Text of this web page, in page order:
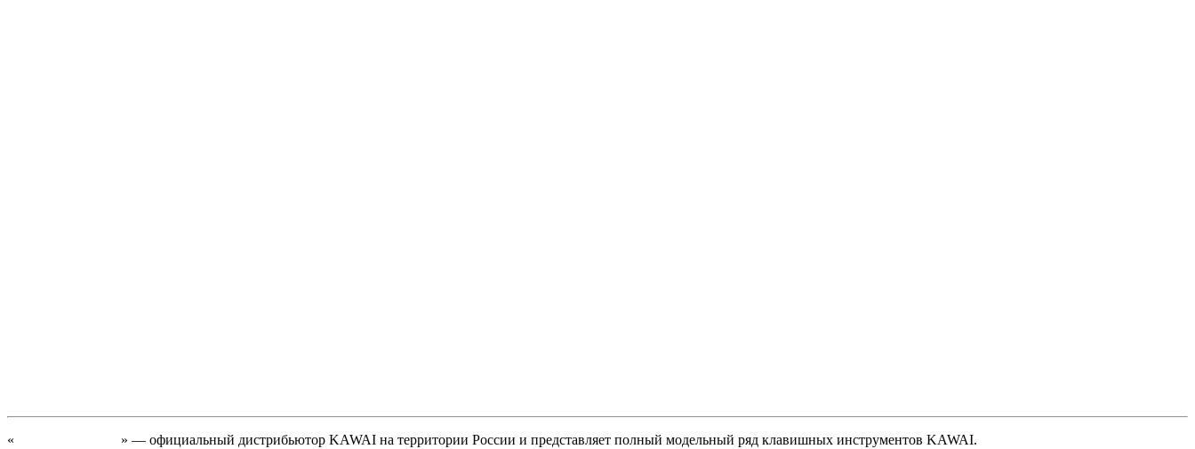
« » ― официальный дистрибьютор KAWAI на территории России и представляет полный модельный ряд клавишных инструментов KAWAI.